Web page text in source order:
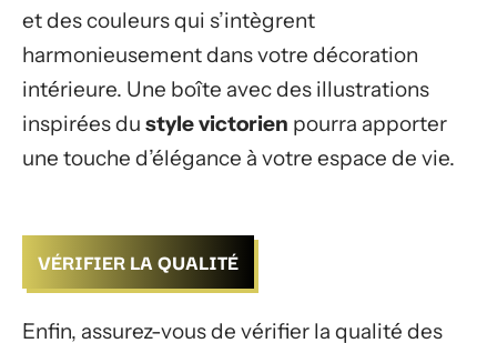
et des couleurs qui s’intègrent
harmonieusement dans votre décoration
intérieure. Une boîte avec des illustrations
inspirées du style victorien pourra apporter
une touche d’élégance à votre espace de vie.
VÉRIFIER LA QUALITÉ
Enfin, assurez-vous de vérifier la qualité des